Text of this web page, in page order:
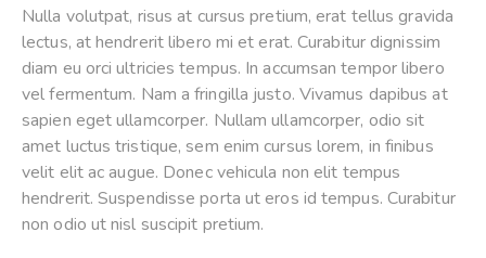
Nulla volutpat, risus at cursus pretium, erat tellus gravida
lectus, at hendrerit libero mi et erat. Curabitur dignissim
diam eu orci ultricies tempus. In accumsan tempor libero
vel fermentum. Nam a fringilla justo. Vivamus dapibus at
sapien eget ullamcorper. Nullam ullamcorper, odio sit
amet luctus tristique, sem enim cursus lorem, in finibus
velit elit ac augue. Donec vehicula non elit tempus
hendrerit. Suspendisse porta ut eros id tempus. Curabitur
non odio ut nisl suscipit pretium.